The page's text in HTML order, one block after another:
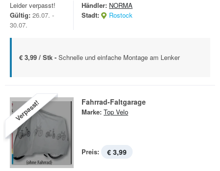
Leider verpasst!
Gültig: 26.07. -
30.07.
Händler: NORMA
Stadt:
Rostock
€ 3,99 / Stk - Schnelle und einfache Montage am Lenker
Verpasst! Fahrrad-Faltgarage
Marke: Top Velo
Preis: € 3,99